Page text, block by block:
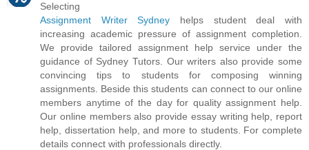
Selecting
Assignment Writer Sydney helps student deal with
increasing academic pressure of assignment completion.
We provide tailored assignment help service under the
guidance of Sydney Tutors. Our writers also provide some
convincing tips to students for composing winning
assignments. Beside this students can connect to our online
members anytime of the day for quality assignment help.
Our online members also provide essay writing help, report
help, dissertation help, and more to students. For complete
details connect with professionals directly.